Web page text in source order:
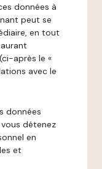
données à
peut se
en tout
après le «
avec le
données
détenez
en
et